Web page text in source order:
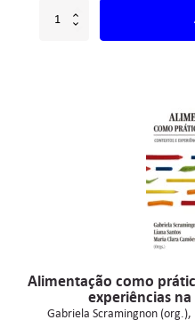
Alimentação como
experiências
Gabriela Scramingnon (org.)